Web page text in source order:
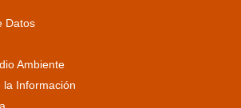
Datos
Ambiente
la Información